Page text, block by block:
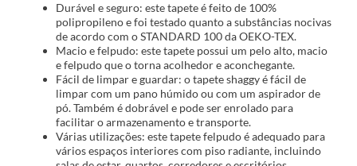
Durável e seguro: este tapete é feito de 100%
polipropileno e foi testado quanto a substâncias nocivas
de acordo com o STANDARD 100 da OEKO-TEX.
Macio e felpudo: este tapete possui um pelo alto, macio
e felpudo que o torna acolhedor e aconchegante.
Fácil de limpar e guardar: o tapete shaggy é fácil de
limpar com um pano húmido ou com um aspirador de
pó. Também é dobrável e pode ser enrolado para
facilitar o armazenamento e transporte.
Várias utilizações: este tapete felpudo é adequado para
vários espaços interiores com piso radiante, incluindo